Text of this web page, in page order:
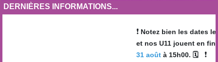
DERNIÈRES INFORMATIONS...
❗️Notez bien les dates le
et nos U11 jouent en
31 août à 15h00. 🗓❗️